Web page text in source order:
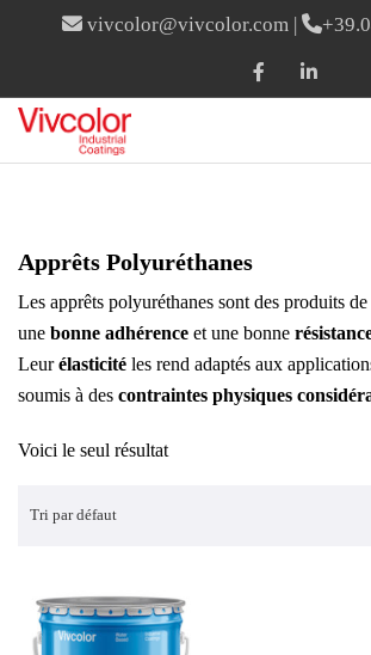
vivcolor@vivcolor.com |
Apprêts Polyuréthanes
Les apprêts polyuréthanes sont des produits
une bonne adhérence et une bonne
Leurélasticité les rend adaptés aux
soumis à des contraintes physiques
Voici le seul résultat